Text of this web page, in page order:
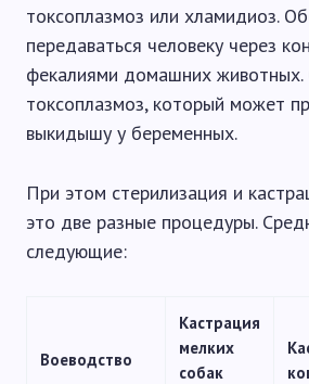
токсоплазмоз или хламидиоз.
передаваться человеку через
фекалиями домашних животных.
токсоплазмоз, который может
выкидышу у беременных.
При этом стерилизация и
это две разные процедуры.
следующие:
Воеводство
Кастрация
мелких
собак